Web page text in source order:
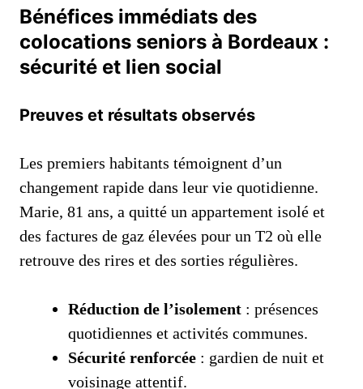
Bénéfices immédiats des
colocations seniors à Bordeaux :
sécurité et lien social
Preuves et résultats observés
Les premiers habitants témoignent d’un
changement rapide dans leur vie quotidienne.
Marie, 81 ans, a quitté un appartement isolé et
des factures de gaz élevées pour un T2 où elle
retrouve des rires et des sorties régulières.
Réduction de l’isolement : présences
quotidiennes et activités communes.
Sécurité renforcée : gardien de nuit et
voisinage attentif.